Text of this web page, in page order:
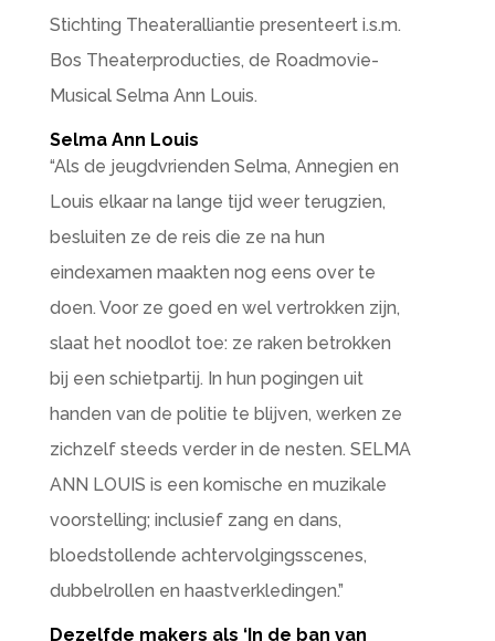
Stichting Theateralliantie presenteert i.s.m.
Bos Theaterproducties, de Roadmovie-
Musical Selma Ann Louis.
Selma Ann Louis
“Als de jeugdvrienden Selma, Annegien en
Louis elkaar na lange tijd weer terugzien,
besluiten ze de reis die ze na hun
eindexamen maakten nog eens over te
doen. Voor ze goed en wel vertrokken zijn,
slaat het noodlot toe: ze raken betrokken
bij een schietpartij. In hun pogingen uit
handen van de politie te blijven, werken ze
zichzelf steeds verder in de nesten. SELMA
ANN LOUIS is een komische en muzikale
voorstelling; inclusief zang en dans,
bloedstollende achtervolgingsscenes,
dubbelrollen en haastverkledingen.”
Dezelfde makers als ‘In de ban van